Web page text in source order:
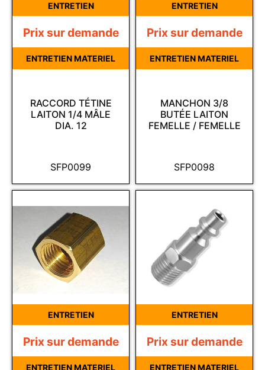
ENTRETIEN
SFP0099
RACCORD TÉTINE
LAITON 1/4 MÂLE
DIA. 12
Prix sur demande
ENTRETIEN MATERIEL
ENTRETIEN
SFP0098
MANCHON 3/8
BUTÉE LAITON
FEMELLE / FEMELLE
Prix sur demande
ENTRETIEN MATERIEL
ENTRETIEN
Prix sur demande
ENTRETIEN MATERIEL
ENTRETIEN
Prix sur demande
ENTRETIEN MATERIEL